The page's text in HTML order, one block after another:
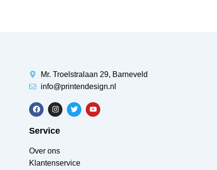
Mr. Troelstralaan 29, Barneveld
info@printendesign.nl
Service
Over ons
Klantenservice